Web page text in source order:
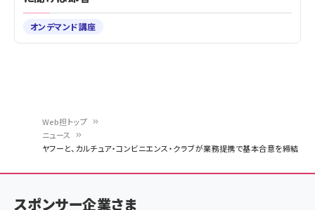
ン
く
Web担トップ
ニュース
ヤフーと、カルチュア・コンビニエンス・クラブが業務提携で基本合意を締結
オンデマンド講座
スポンサー企業さま